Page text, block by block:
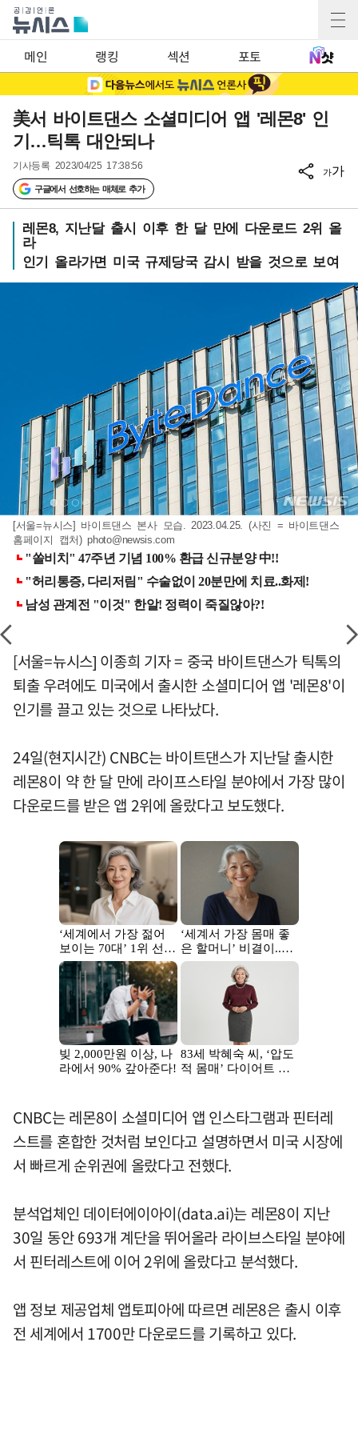
메인 랭킹 섹션 포토
美서 바이트댄스 소셜미디어 앱 '레몬8' 인
기…틱톡 대안되나
기사등록 2023/04/25 17:38:56
구글에서 선호하는 매체로 추가
가가
레몬8, 지난달 출시 이후 한 달 만에 다운로드 2위 올
라
인기 올라가면 미국 규제당국 감시 받을 것으로 보여
[서울=뉴시스] 바이트댄스 본사 모습. 2023.04.25. (사진 = 바이트댄스
홈페이지 캡처)photo@newsis.com
[서울=뉴시스] 이종희 기자 = 중국 바이트댄스가 틱톡의
퇴출 우려에도 미국에서 출시한 소셜미디어 앱 '레몬8'이
인기를 끌고 있는 것으로 나타났다.
24일(현지시간) CNBC는 바이트댄스가 지난달 출시한
레몬8이 약 한 달 만에 라이프스타일 분야에서 가장 많이
다운로드를 받은 앱 2위에 올랐다고 보도했다.
CNBC는 레몬8이 소셜미디어 앱 인스타그램과 핀터레
스트를 혼합한 것처럼 보인다고 설명하면서 미국 시장에
서 빠르게 순위권에 올랐다고 전했다.
분석업체인 데이터에이아이(data.ai)는 레몬8이 지난
30일 동안 693개 계단을 뛰어올라 라이브스타일 분야에
서 핀터레스트에 이어 2위에 올랐다고 분석했다.
앱 정보 제공업체 앱토피아에 따르면 레몬8은 출시 이후
전 세계에서 1700만 다운로드를 기록하고 있다.